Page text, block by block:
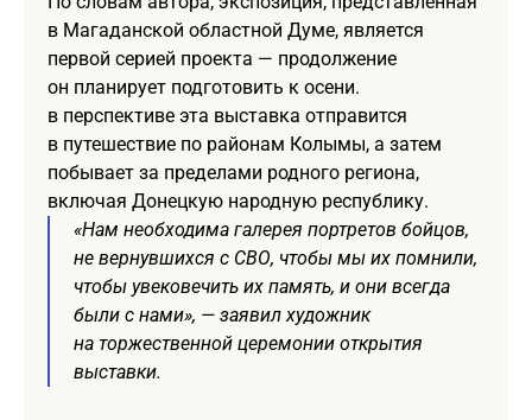
в Магаданской областной Думе, является
первой серией проекта — продолжение
он планирует подготовить к осени.
в перспективе эта выставка отправится
в путешествие по районам Колымы, а затем
побывает за пределами родного региона,
включая Донецкую народную республику.
«Нам необходима галерея портретов бойцов,
не вернувшихся с СВО, чтобы мы их помнили,
чтобы увековечить их память, и они всегда
были с нами», — заявил художник
на торжественной церемонии открытия
выставки.